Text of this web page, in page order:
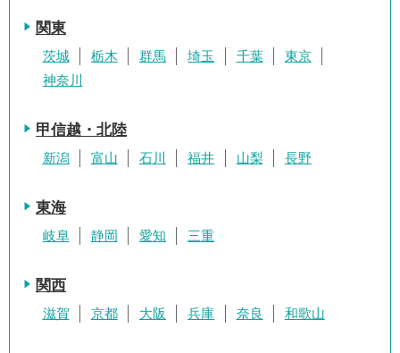
関東
茨城 栃木 群馬 埼玉 千葉
東京
神奈川
甲信越・北陸
新潟 富山 石川 福井 山梨 長野
東海
岐阜 静岡 愛知 三重
関西
滋賀 京都 大阪 兵庫 奈良 和歌山